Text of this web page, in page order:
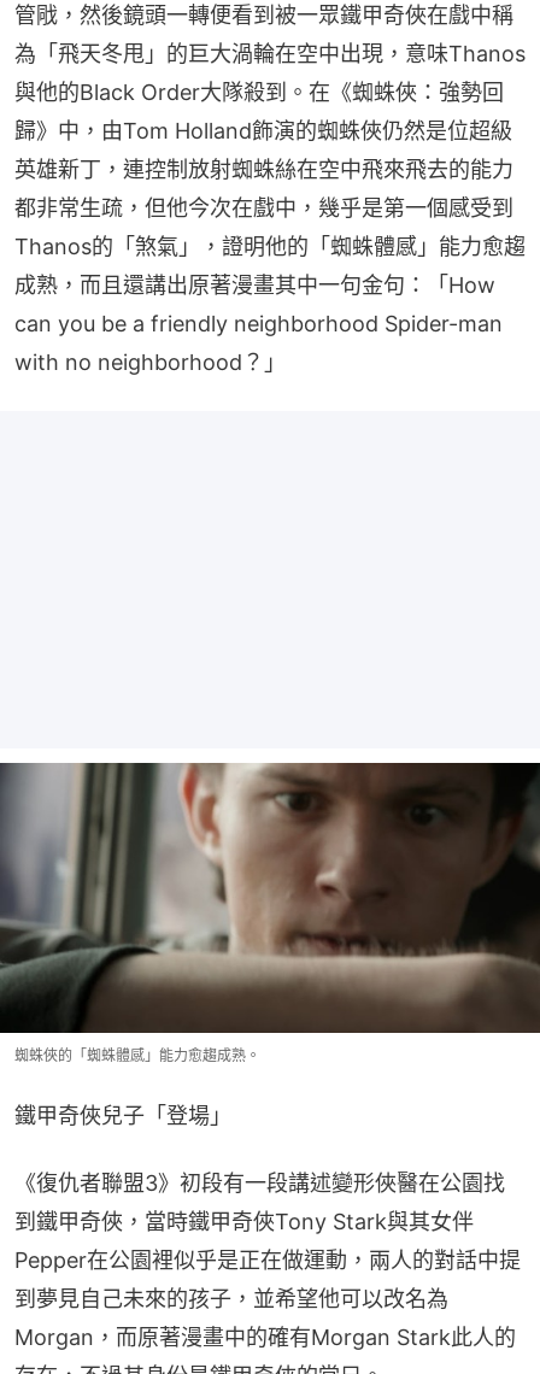
管戙，然後鏡頭一轉便看到被一眾鐵甲奇俠在戲中稱
為「飛天冬甩」的巨大渦輪在空中出現，意味Thanos
與他的Black Order大隊殺到。在《蜘蛛俠：強勢回
歸》中，由Tom Holland飾演的蜘蛛俠仍然是位超級
英雄新丁，連控制放射蜘蛛絲在空中飛來飛去的能力
都非常生疏，但他今次在戲中，幾乎是第一個感受到
Thanos的「煞氣」，證明他的「蜘蛛體感」能力愈趨
成熟，而且還講出原著漫畫其中一句金句：「How
can you be a friendly neighborhood Spider-man
with no neighborhood？」
蜘蛛俠的「蜘蛛體感」能力愈趨成熟。
鐵甲奇俠兒子「登場」
《復仇者聯盟3》初段有一段講述變形俠醫在公園找
到鐵甲奇俠，當時鐵甲奇俠Tony Stark與其女伴
Pepper在公園裡似乎是正在做運動，兩人的對話中提
到夢見自己未來的孩子，並希望他可以改名為
Morgan，而原著漫畫中的確有Morgan Stark此人的